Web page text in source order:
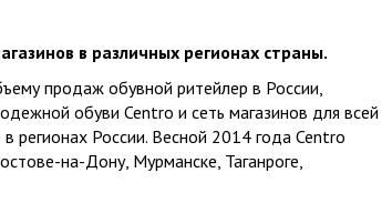
в различных регионах страны.
продаж обувной ритейлер в России,
обуви Centro и сеть магазинов для всей
регионах России. Весной 2014 года Centro
на-Дону, Мурманске, Таганроге,